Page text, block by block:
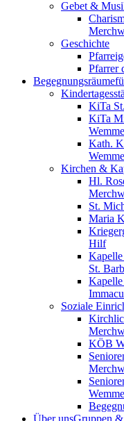
Gebet &
Geschichte
Pfarrer
Begegnungsräume
KiTa
KiTa
Kath.
Kirchen &
Hl.
St.
Maria
Hilf
Kapelle
St.
Kapelle
Soziale
KÖB
Über unsGruppen